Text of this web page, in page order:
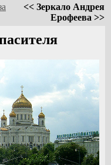
<< Зеркало Андрея
Ерофеева >>